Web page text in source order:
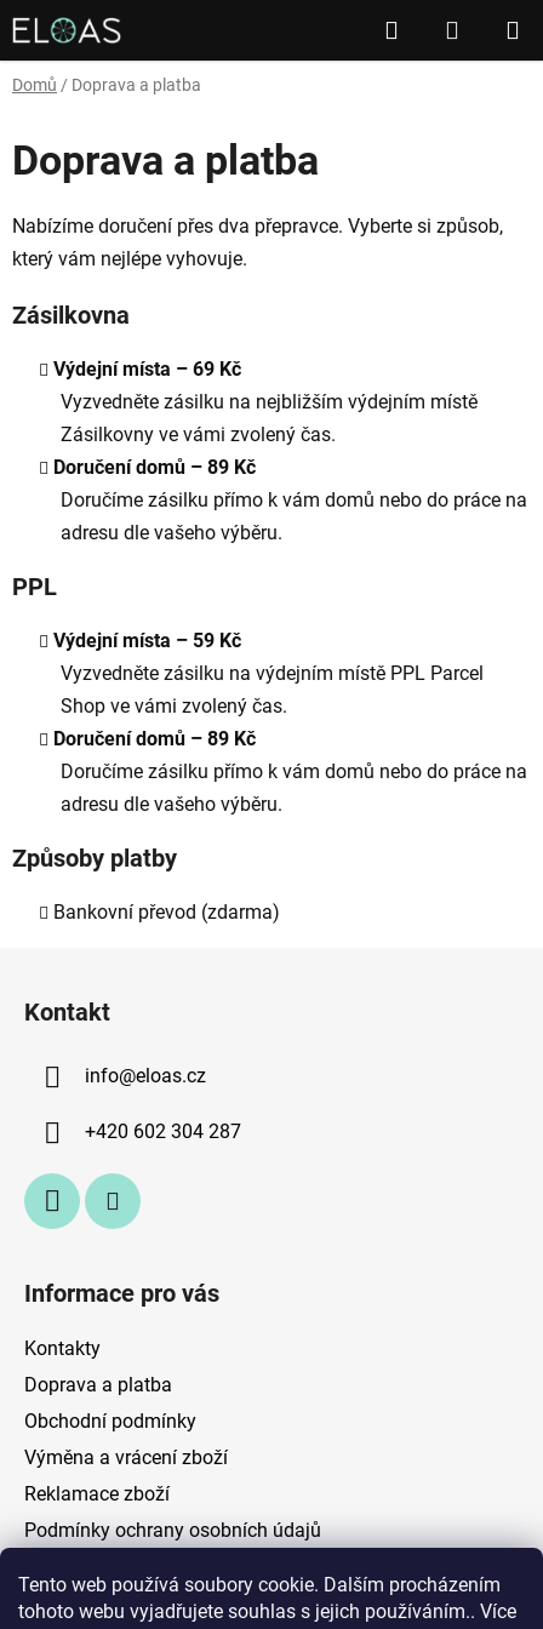
Tento web používá soubory cookie. Dalším procházením
tohoto webu vyjadřujete souhlas s jejich používáním.. Více
Přejít
na
obsah
Hledat
KOŠÍK
Domů / Doprava a platba
Doprava a platba
Nabízíme doručení přes dva přepravce. Vyberte si způsob,
který vám nejlépe vyhovuje.
Zásilkovna
Výdejní místa – 69 Kč
Vyzvedněte zásilku na nejbližším výdejním místě
Zásilkovny ve vámi zvolený čas.
Doručení domů – 89 Kč
Doručíme zásilku přímo k vám domů nebo do práce na
adresu dle vašeho výběru.
PPL
Výdejní místa – 59 Kč
Vyzvedněte zásilku na výdejním místě PPL Parcel
Shop ve vámi zvolený čas.
Doručení domů – 89 Kč
Doručíme zásilku přímo k vám domů nebo do práce na
adresu dle vašeho výběru.
Způsoby platby
Bankovní převod (zdarma)
Kontakt
info@eloas.cz
+420 602 304 287
Informace pro vás
Kontakty
Doprava a platba
Obchodní podmínky
Výměna a vrácení zboží
Reklamace zboží
Podmínky ochrany osobních údajů
Facebook